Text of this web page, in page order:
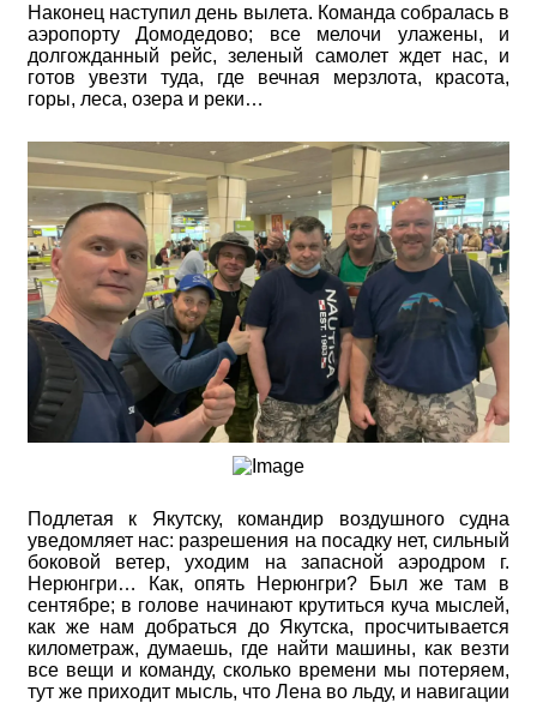
Наконец наступил день вылета. Команда собралась в
аэропорту Домодедово; все мелочи улажены, и
долгожданный рейс, зеленый самолет ждет нас, и
готов увезти туда, где вечная мерзлота, красота,
горы, леса, озера и реки…
Подлетая к Якутску, командир воздушного судна
уведомляет нас: разрешения на посадку нет, сильный
боковой ветер, уходим на запасной аэродром г.
Нерюнгри… Как, опять Нерюнгри? Был же там в
сентябре; в голове начинают крутиться куча мыслей,
как же нам добраться до Якутска, просчитывается
километраж, думаешь, где найти машины, как везти
все вещи и команду, сколько времени мы потеряем,
тут же приходит мысль, что Лена во льду, и навигации